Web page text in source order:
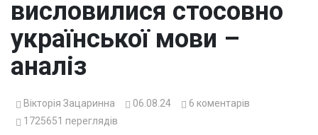
висловилися стосовно
української мови –
аналіз
Вікторія Зацаринна 06.08.24 6 коментарів
1725651 переглядів